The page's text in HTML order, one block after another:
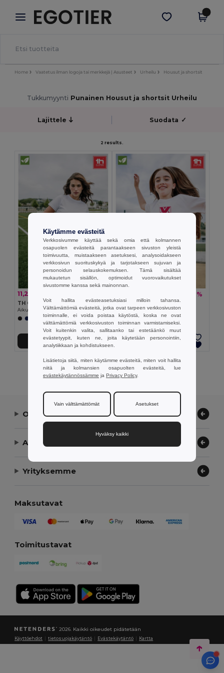
× Egotier-sovellus
Paremmat hinnat appissa!
Hae sovellus
Home Vaatetus ilman logoja tai merkkejä | Asusteet Urheilu Housut ja shortsit
Tukkumyynti Punainen Housut ja shortsit Urheilu
Lajittele Suodata ✓
2 results.
11,20 €
TH Clothes 30298
Aikuisten urheilushortsit
Lisää Ostokoriin
-10%
TH Clothes 30296
Lasten urheilushortsit
Lisää Ostokoriin
Näytetään Kaikki Tuotteet.
Ota yhteyttä
Anna meidän auttaa
Yrityksemme
Maksutavat
Toimitustavat
2026. Kaikki oikeudet pidätetään
Käyttöehdot |tietosuojakäytäntö Evästekäytäntö Kartta
Käytämme evästeitä
Verkkosivumme käyttää sekä omia että kolmannen
osapuolen evästeitä parantaakseen sivuston yleistä
toimivuutta, muistaakseen asetuksesi, analysoidakseen
verkkosivun suorituskykyä ja tarjotakseen sujuvan ja
personoidun selauskokemuksen. Tämä sisältää
mukautetun sisällön, optimoidut vuorovaikutukset
sivustomme kanssa sekä mainonnan.
Voit hallita evästeasetuksiasi milloin tahansa.
Välttämättömiä evästeitä, jotka ovat tarpeen verkkosivuston
toiminnalle, ei voida poistaa käytöstä, koska ne ovat
välttämättömiä verkkosivuston toiminnan varmistamiseksi.
Voit kuitenkin valita, sallitaanko tai estetäänkö muut
evästetyypit, kuten ne, joita käytetään personointiin,
analytiikkaan ja kohdistukseen.
Lisätietoja siitä, miten käytämme evästeitä, miten voit hallita
niitä ja kolmansien osapuolten evästeitä, lue
evästekäytännössämme ja Privacy Policy.
Vain välttämättömät Asetukset
Hyväksy kaikki